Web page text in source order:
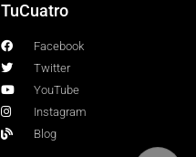
TuCuatro
Facebook
Twitter
YouTube
Instagram
Blog